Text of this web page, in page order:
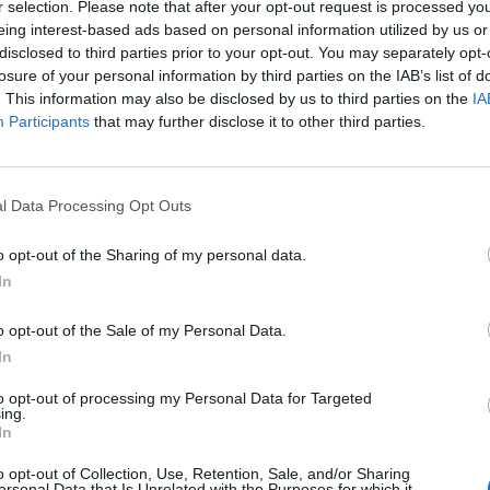
selection. Please note that after your opt-out request is processed
interest-based ads based on personal information utilized by us
to third parties prior to your opt-out. You may separately
of your personal information by third parties on the IAB’s list of
This information may also be disclosed by us to third parties on the
Participants that may further disclose it to other third parties.
Data Processing Opt Outs
opt-out of the Sharing of my personal data.
opt-out of the Sale of my Personal Data.
opt-out of processing my Personal Data for Targeted
opt-out of Collection, Use, Retention, Sale, and/or Sharing
Ολλανδία:
εστιατόρια
ΚΟΣΜΟΣ
Ιράν: 3.000 νέα κρούσματα
κορωνοϊού το τελευταίο 24ωρο
1 από 16